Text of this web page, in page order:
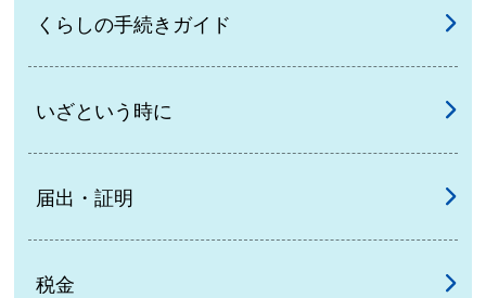
くらしの手続きガイド
いざという時に
届出・証明
税金